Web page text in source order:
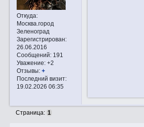
Откуда:
Москва.город
Зеленоград
Зарегистрирован:
26.06.2016
Сообщений:191
Уважение: +2
Отзывы: +
Последний визит:
19.02.2026 06:35
Страница: 1